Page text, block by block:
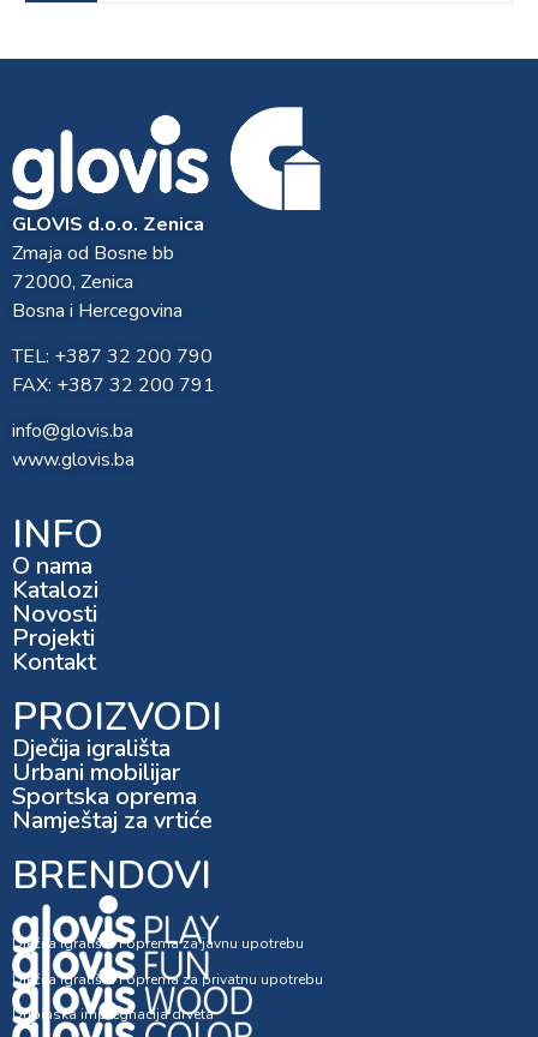
GLOVIS d.o.o. Zenica
Zmaja od Bosne bb
72000, Zenica
Bosna i Hercegovina
TEL: +387 32 200 790
FAX: +387 32 200 791
info@glovis.ba
www.glovis.ba
INFO
O nama
Katalozi
Novosti
Projekti
Kontakt
PROIZVODI
Dječija igrališta
Urbani mobilijar
Sportska oprema
Namještaj za vrtiće
BRENDOVI
Dječija igrališta i oprema za javnu upotrebu
Dječija igrališta i oprema za privatnu upotrebu
Dubinska impregnacija drveta